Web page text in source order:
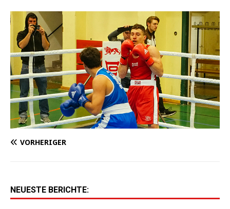
VORHERIGER
NEUESTE BERICHTE: